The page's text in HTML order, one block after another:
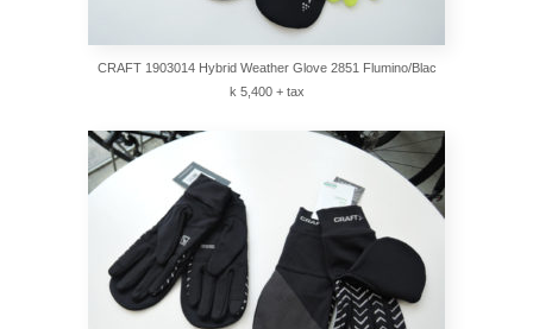
CRAFT 1903014 Hybrid Weather Glove 2851 Flumino/Blac
k 5,400 + tax